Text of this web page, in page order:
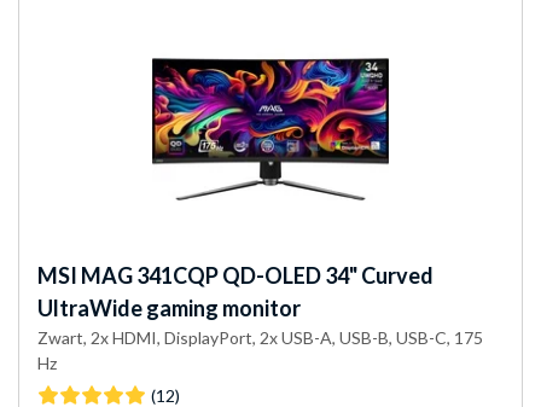
MSI MAG 341CQP QD-OLED 34" Curved
UltraWide gaming monitor
Zwart, 2x HDMI, DisplayPort, 2x USB-A, USB-B, USB-C, 175
Hz
(12)